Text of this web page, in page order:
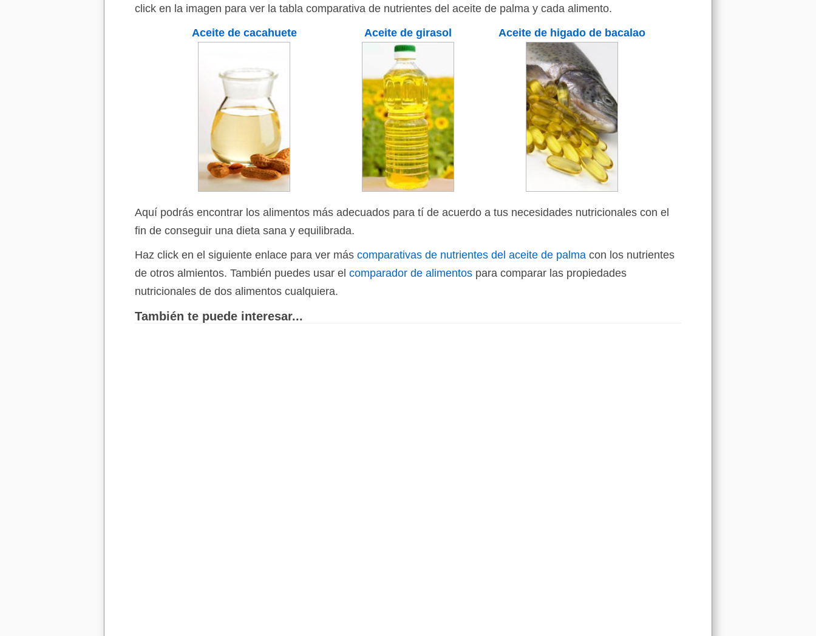
click en la imagen para ver la tabla comparativa de nutrientes del aceite de palma y cada alimento.
Aceite de cacahuete
Aceite de girasol Aceite de higado de bacalao
Aquí podrás encontrar los alimentos más adecuados para tí de acuerdo a tus necesidades nutricionales con el
fin de conseguir una dieta sana y equilibrada.
Haz click en el siguiente enlace para ver más comparativas de nutrientes del aceite de palma con los nutrientes
de otros almientos. También puedes usar el comparador de alimentos para comparar las propiedades
nutricionales de dos alimentos cualquiera.
También te puede interesar...